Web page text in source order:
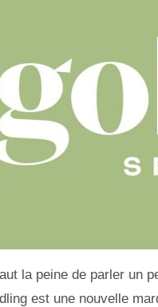
la peine de parler un
est une nouvelle